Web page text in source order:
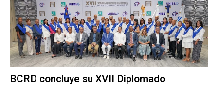
BCRD concluye su XVII Diplomado